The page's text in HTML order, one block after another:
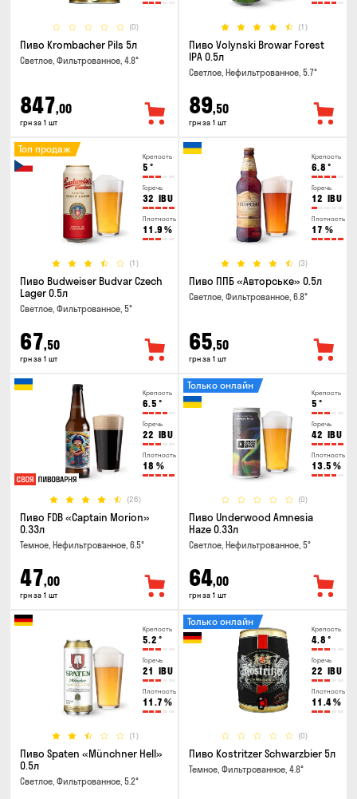
(0)
Пиво Krombacher Pils 5л
Светлое, Фильтрованное, 4.8°
847,00
грн за 1 шт
(1)
Пиво Volynski Browar Forest
IPA 0.5л
Светлое, Нефильтрованное, 5.7°
89,50
грн за 1 шт
Крепость
5 °
Горечь
32 IBU
Плотность
11.9 %
(1)
Топ продаж
Пиво Budweiser Budvar Czech
Lager 0.5л
Светлое, Фильтрованное, 5°
67,50
грн за 1 шт
Крепость
6.8 °
Горечь
12 IBU
Плотность
17 %
(3)
Пиво ППБ «Авторське» 0.5л
Светлое, Фильтрованное, 6.8°
65,50
грн за 1 шт
Крепость
6.5 °
Горечь
22 IBU
Плотность
18 %
(26)
Пиво FDB «Captain Morion»
0.33л
Темное, Нефильтрованное, 6.5°
47,00
грн за 1 шт
Крепость
5 °
Горечь
42 IBU
Плотность
13.5 %
(0)
Только онлайн
Пиво Underwood Amnesia
Haze 0.33л
Светлое, Нефильтрованное, 5°
64,00
грн за 1 шт
Крепость
5.2 °
Горечь
21 IBU
Плотность
11.7 %
(1)
Пиво Spaten «Münchner Hell»
0.5л
Светлое, Фильтрованное, 5.2°
Крепость
4.8 °
Горечь
22 IBU
Плотность
11.4%
(0)
Только онлайн
Пиво Kostritzer Schwarzbier 5л
Темное, Фильтрованное, 4.8°